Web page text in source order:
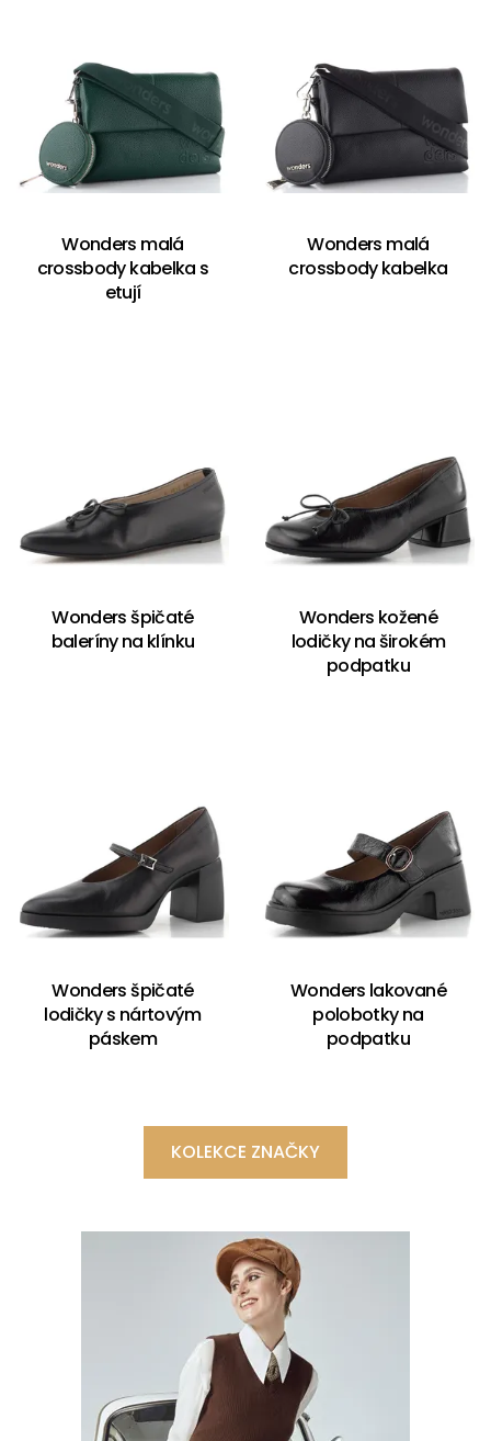
Wonders malá
crossbody kabelka s
etují
Wonders malá
crossbody kabelka
Wonders špičaté
baleríny na klínku
Wonders kožené
lodičky na širokém
podpatku
Wonders špičaté
lodičky s nártovým
páskem
Wonders lakované
polobotky na
podpatku
KOLEKCE ZNAČKY